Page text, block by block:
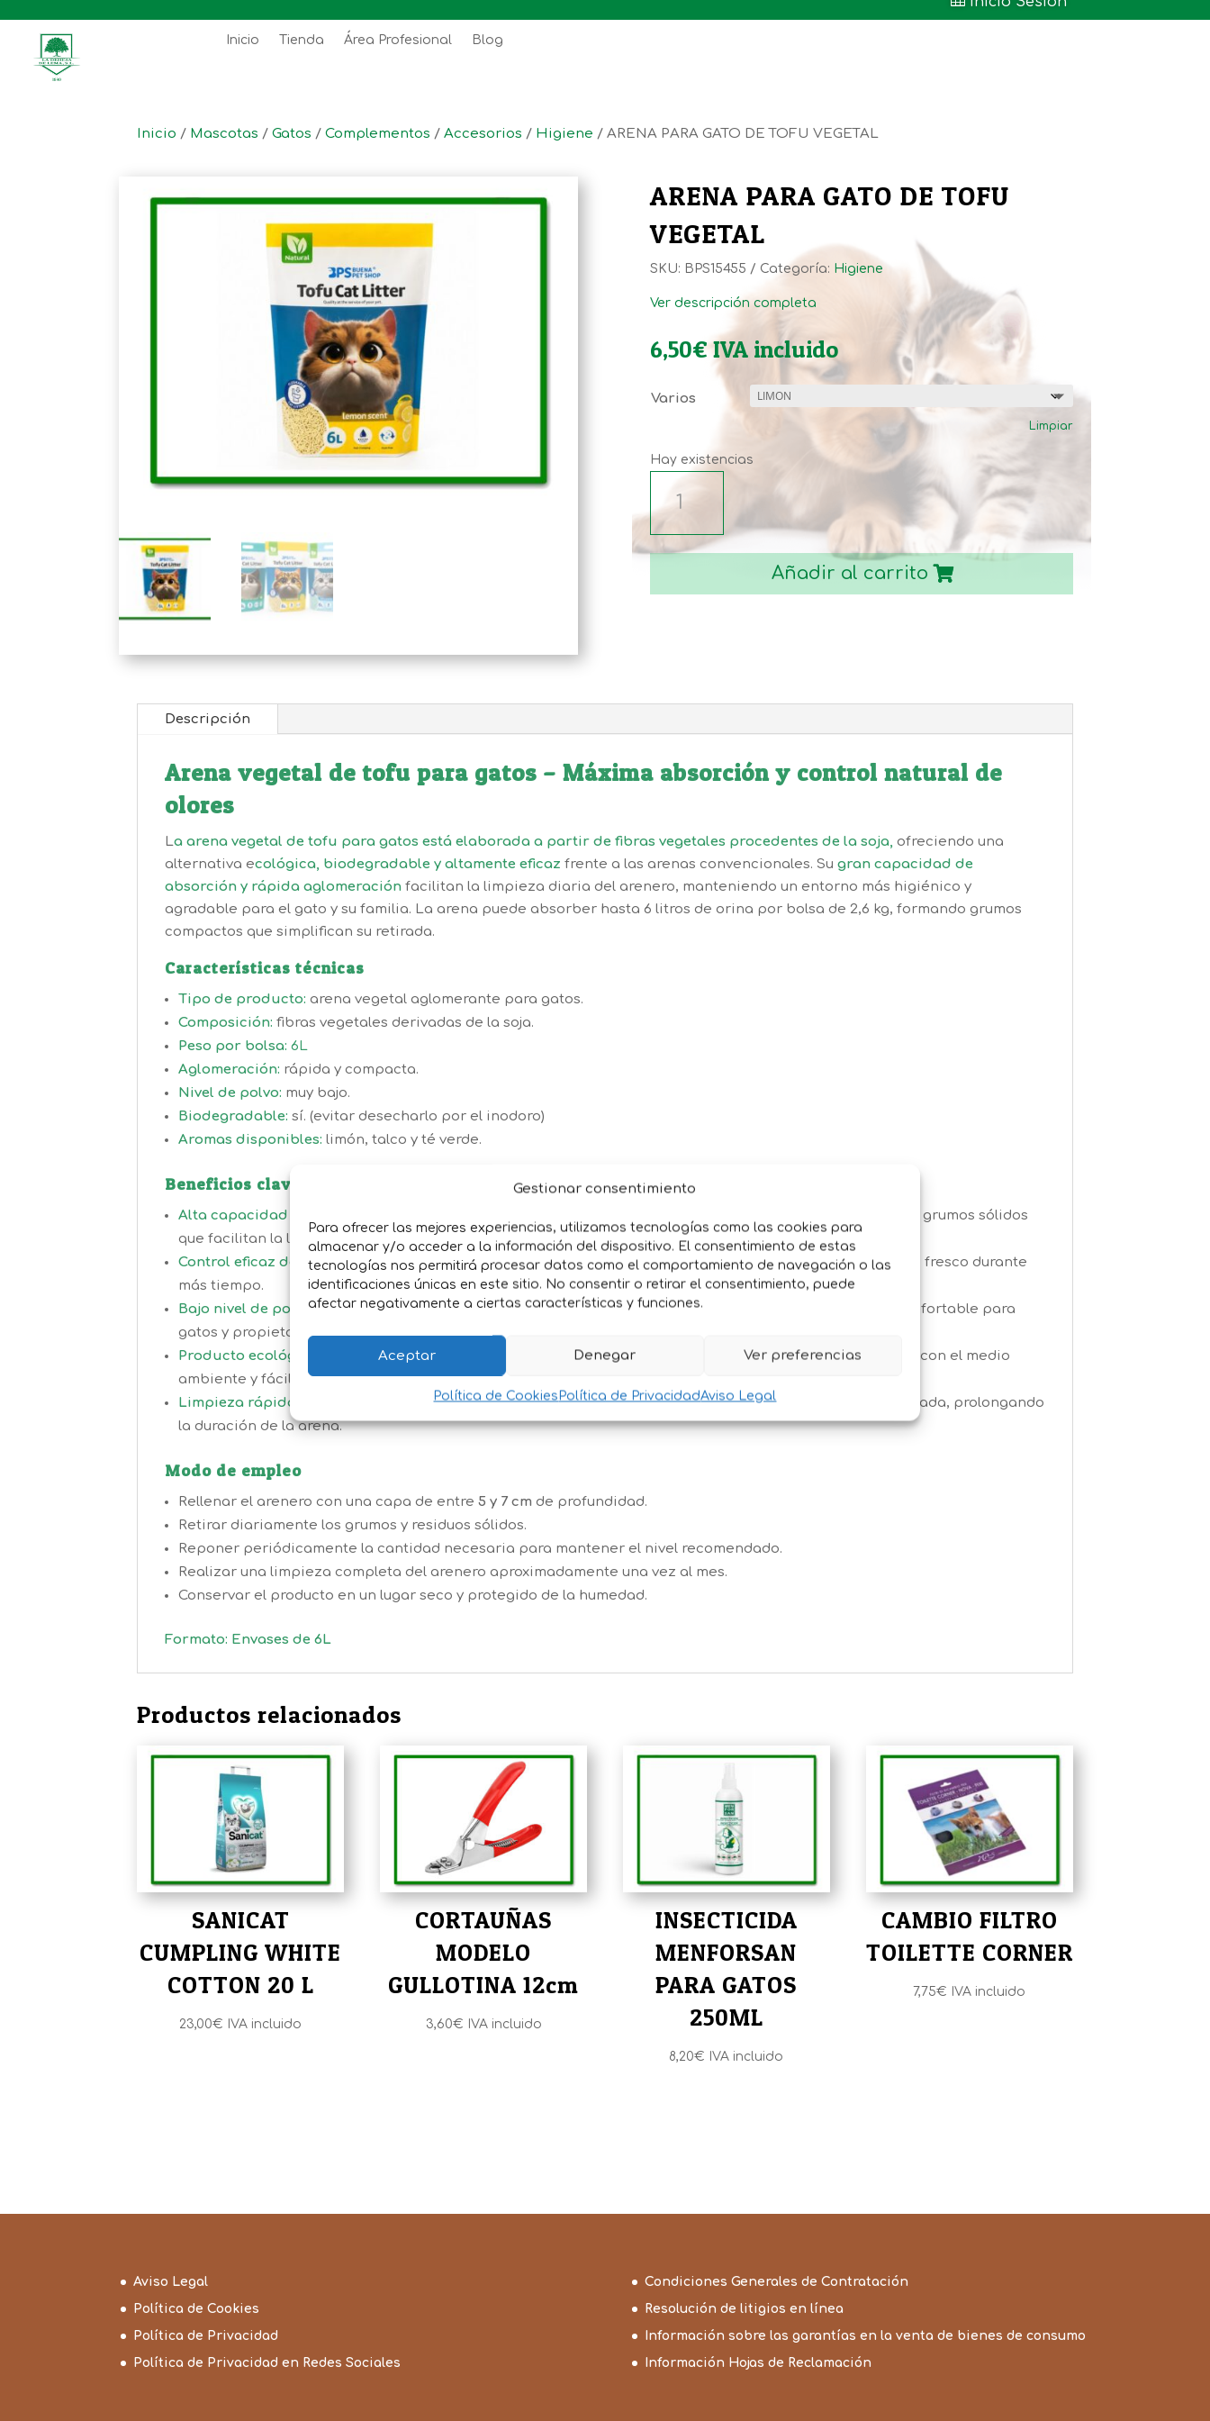
Gestionar consentimiento
Para ofrecer las mejores experiencias, utilizamos tecnologías como las cookies para
almacenar y/o acceder a la información del dispositivo. El consentimiento de estas
tecnologías nos permitirá procesar datos como el comportamiento de navegación o las
identificaciones únicas en este sitio. No consentir o retirar el consentimiento, puede
afectar negativamente a ciertas características y funciones.
Aceptar Denegar Ver preferencias
Política de Cookies Política de PrivacidadAviso Legal
Inicio Tienda Área Profesional Blog
Inicio / Mascotas / Gatos / Complementos / Accesorios / Higiene / ARENA PARA GATO DE TOFU VEGETAL
ARENA PARA GATO DE TOFU
VEGETAL
SKU: BPS15455 Categoría: Higiene
Ver descripción completa
6,50€ IVA incluido
Varios
Limpiar
Hay existencias
PARA
DE
VEGETAL
Añadir al carrito
Descripción
Arena vegetal de tofu para gatos – Máxima absorción y control natural de
olores
La arena vegetal de tofu para gatos está elaborada a partir de fibras vegetales procedentes de la soja, ofreciendo una
alternativa ecológica, biodegradable y altamente eficaz frente a las arenas convencionales. Su gran capacidad de
absorción y rápida aglomeración facilitan la limpieza diaria del arenero, manteniendo un entorno más higiénico y
agradable para el gato y su familia. La arena puede absorber hasta 6 litros de orina por bolsa de 2,6 kg, formando grumos
compactos que simplifican su retirada.
Características técnicas
Tipo de producto: arena vegetal aglomerante para gatos.
Composición: fibras vegetales derivadas de la soja.
Peso por bolsa: 6L
Aglomeración: rápida y compacta.
Nivel de polvo: muy bajo.
Biodegradable: sí. (evitar desecharlo por el inodoro)
Aromas disponibles: limón, talco y té verde.
Beneficios clave
Alta capacidad de absorción:
La estructura vegetal del tofu absorbe rápidamente la humedad, formando grumos sólidos
que facilitan la limpieza y reducen el consumo de arena.
Control eficaz de olores:Neutraliza los malos olores desde el primer uso, ayudando a mantener el arenero fresco durante
más tiempo.
Bajo nivel de polvo:Genera una cantidad mínima de polvo, contribuyendo a un ambiente más limpio y confortable para
gatos y propietarios.
Producto ecológico y biodegradable:
Fabricada con materias primas vegetales renovables, respetuosas con el medio
ambiente y fácilmente desechables.
Limpieza rápida y sencilla:
La formación de grumos compactos permite retirar únicamente la parte utilizada, prolongando
la duración de la arena.
Modo de empleo
Rellenar el arenero con una capa de entre 5 y 7 cm de profundidad.
Retirar diariamente los grumos y residuos sólidos.
Reponer periódicamente la cantidad necesaria para mantener el nivel recomendado.
Realizar una limpieza completa del arenero aproximadamente una vez al mes.
Conservar el producto en un lugar seco y protegido de la humedad.
Formato: Envases de 6L
Productos relacionados
SANICAT
CUMPLING WHITE
COTTON 20 L
23,00€ IVA incluido
CORTAUÑAS
MODELO
GULLOTINA 12cm
3,60€ IVA incluido
INSECTICIDA
MENFORSAN
PARA GATOS
250ML
8,20€ IVA incluido
CAMBIO FILTRO
TOILETTE CORNER
7,75€ IVA incluido
Aviso Legal
Política de Cookies
Política de Privacidad
Política de Privacidad en Redes Sociales
Condiciones Generales de Contratación
Resolución de litigios en línea
Información sobre las garantías en la venta de bienes de consumo
Información Hojas de Reclamación